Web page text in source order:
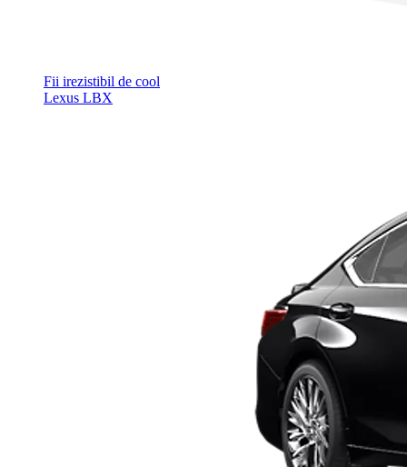
Fii irezistibil de cool
Lexus LBX